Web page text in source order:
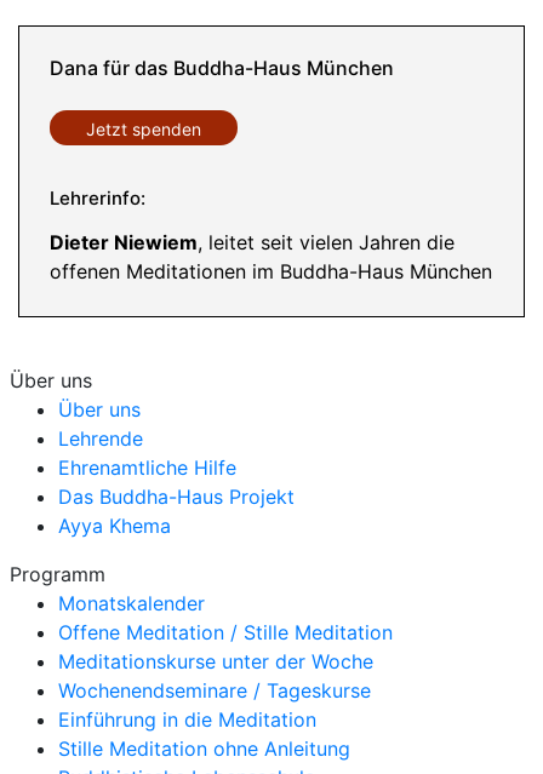
Dana für das Buddha-Haus München
Jetzt spenden
Lehrerinfo:
Dieter Niewiem, leitet seit vielen Jahren die
offenen Meditationen im Buddha-Haus München
Über uns
Über uns
Lehrende
Ehrenamtliche Hilfe
Das Buddha-Haus Projekt
Ayya Khema
Programm
Monatskalender
Offene Meditation / Stille Meditation
Meditationskurse unter der Woche
Wochenendseminare / Tageskurse
Einführung in die Meditation
Stille Meditation ohne Anleitung